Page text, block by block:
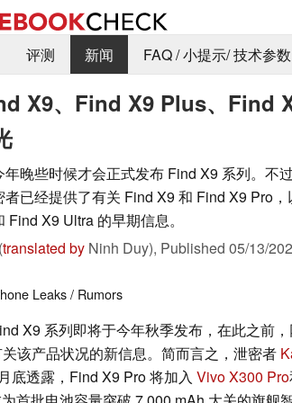
评测 新闻 FAQ / 小提示/ 技术参数
X9、Find X9 Plus、Find
晚些时候才会正式发布 Find X9 系列。不
已经提供了有关 Find X9 和 Find X9 Pro，
X9 Ultra 的早期信息。
translated by Ninh Duy), Published 05/13/
Leaks / Rumors
X9 系列即将于今年秋季发布，在此之前
该产品状况的新信息。简而言之，泄密者
底透露，Find X9 Pro 将加入 Vivo X300 Pro